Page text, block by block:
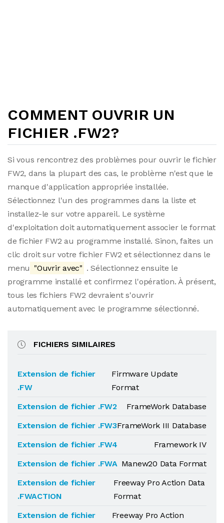
COMMENT OUVRIR UN
FICHIER .FW2?
Si vous rencontrez des problèmes pour ouvrir le fichier
FW2, dans la plupart des cas, le problème n'est que le
manque d'application appropriée installée.
Sélectionnez l'un des programmes dans la liste et
installez-le sur votre appareil. Le système
d'exploitation doit automatiquement associer le format
de fichier FW2 au programme installé. Sinon, faites un
clic droit sur votre fichier FW2 et sélectionnez dans le
menu "Ouvrir avec" . Sélectionnez ensuite le
programme installé et confirmez l'opération. À présent,
tous les fichiers FW2 devraient s'ouvrir
automatiquement avec le programme sélectionné.
FICHIERS SIMILAIRES
Extension de fichier
.FW
Firmware Update
Format
Extension de fichier .FW2
FrameWork Database
Extension de fichier .FW3FrameWork III Database
Extension de fichier .FW4
Framework IV
Extension de fichier .FWA Manew20 Data Format
Extension de fichier
.FWACTION
Freeway Pro Action Data
Format
Extension de fichier
Freeway Pro Action